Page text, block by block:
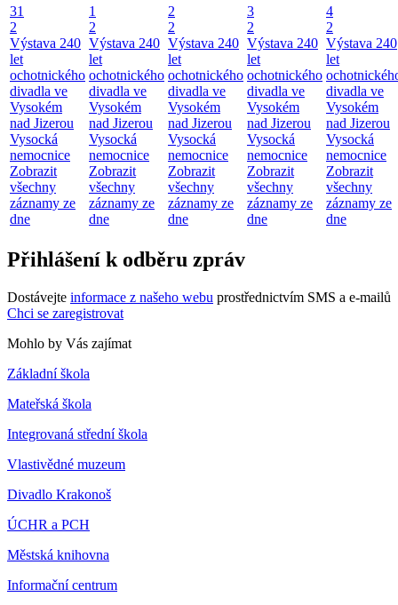
31
2
Výstava 240
let
ochotnického
divadla ve
Vysokém
nad Jizerou
Vysocká
nemocnice
Zobrazit
všechny
záznamy ze
dne
1
2
Výstava 240
let
ochotnického
divadla ve
Vysokém
nad Jizerou
Vysocká
nemocnice
Zobrazit
všechny
záznamy ze
dne
2
2
Výstava 240
let
ochotnického
divadla ve
Vysokém
nad Jizerou
Vysocká
nemocnice
Zobrazit
všechny
záznamy ze
dne
3
2
Výstava 240
let
ochotnického
divadla ve
Vysokém
nad Jizerou
Vysocká
nemocnice
Zobrazit
všechny
záznamy ze
dne
4
2
Výstava 240
let
divadla ve
Vysokém
nad Jizerou
Vysocká
nemocnice
Zobrazit
všechny
záznamy ze
dne
Přihlášení k odběru zpráv
Dostávejte informace z našeho webu prostřednictvím SMS a e-mailů
Chci se zaregistrovat
Mohlo by Vás zajímat
Základní škola
Mateřská škola
Integrovaná střední škola
Vlastivědné muzeum
Divadlo Krakonoš
ÚCHR a PCH
Městská knihovna
Informační centrum